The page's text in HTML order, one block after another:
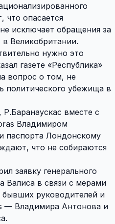
что опасается
исключает обращения за
Великобритании.
нужно это
газете «Республика»
вопрос о том, не
политического убежища в
вместе с
Владимиром
паспорта Лондонскому
что не собираются
заявку генерального
Валиса в связи с мерами
руководителей и
— Владимира Антонова и